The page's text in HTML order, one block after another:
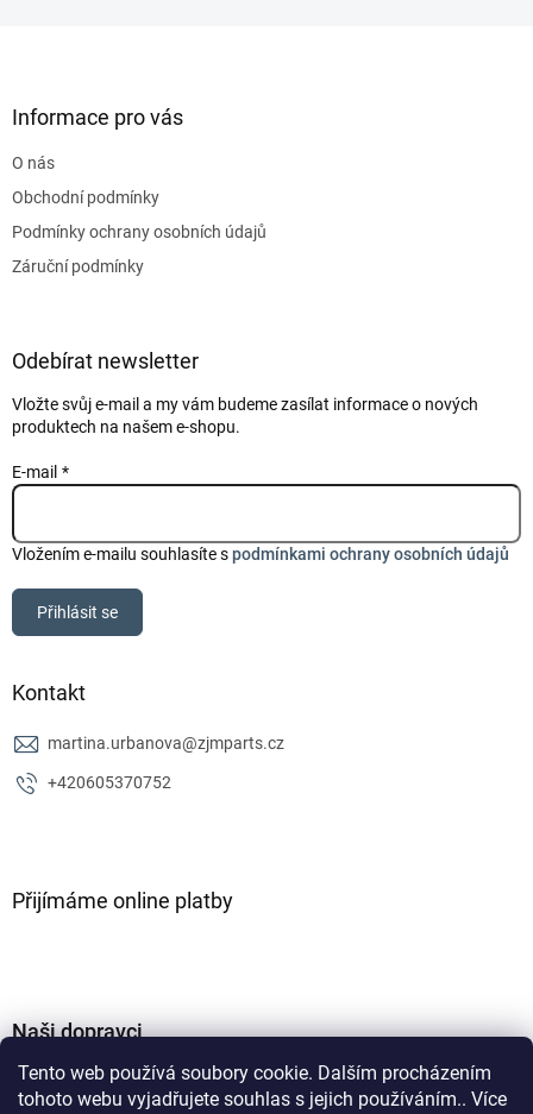
Tento web používá soubory cookie. Dalším procházením
tohoto webu vyjadřujete souhlas s jejich používáním.. Více
Informace pro vás
O nás
Obchodní podmínky
Podmínky ochrany osobních údajů
Záruční podmínky
Odebírat newsletter
Vložte svůj e-mail a my vám budeme zasílat informace o nových
produktech na našem e-shopu.
E-mail
Vložením e-mailu souhlasíte spodmínkami ochrany osobních údajů
Přihlásit se
Kontakt
martina.urbanova@zjmparts.cz
+420605370752
Přijímáme online platby
Naši dopravci